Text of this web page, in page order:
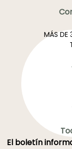
MÁS DE
El boletín